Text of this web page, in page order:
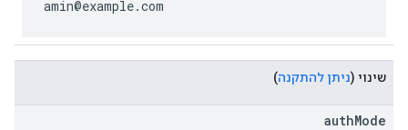
amin@example.com
שינוי (ניתן להתקנה)
authMode